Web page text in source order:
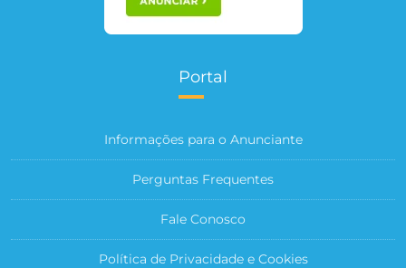
Portal
Informações para o Anunciante
Perguntas Frequentes
Fale Conosco
Política de Privacidade e Cookies